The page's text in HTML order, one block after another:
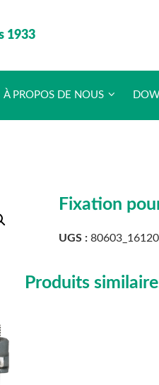
1933
À PROPOS DE NOUS
Fixation
UGS :
Produits